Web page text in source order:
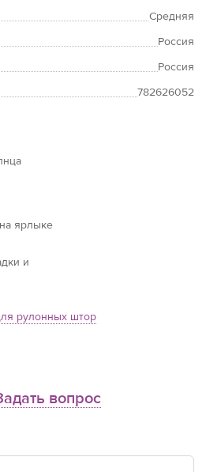
Средняя
Россия
Россия
782626052
ярлыке
и
рулонных штор
вопрос